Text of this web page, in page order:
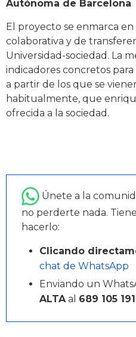
Autónoma de Barcelona
El proyecto se enmarca
colaborativa y de
Universidad-sociedad. La
indicadores concretos
a partir de los que se
habitualmente, que
ofrecida a la sociedad.
Únete a la
no perderte nada.
hacerlo:
Clicando
chat de WhatsApp
Enviando un
ALTAal 689 105 191